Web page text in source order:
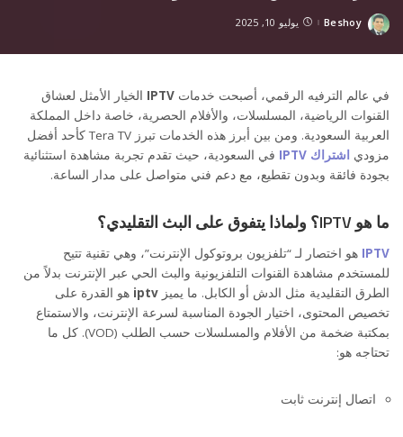
Posted
Beshoy يوليو 10, 2025
في عالم الترفيه الرقمي، أصبحت خدمات IPTV الخيار الأمثل لعشاق
القنوات الرياضية، المسلسلات، والأفلام الحصرية، خاصة داخل المملكة
العربية السعودية. ومن بين أبرز هذه الخدمات تبرز Tera TV كأحد أفضل
مزودي اشتراك IPTV
في السعودية، حيث تقدم تجربة مشاهدة استثنائية
بجودة فائقة وبدون تقطيع، مع دعم فني متواصل على مدار الساعة.
ما هو IPTV؟ ولماذا يتفوق على البث التقليدي؟
IPTV هو اختصار لـ “تلفزيون بروتوكول الإنترنت”، وهي تقنية تتيح
للمستخدم مشاهدة القنوات التلفزيونية والبث الحي عبر الإنترنت بدلاً من
الطرق التقليدية مثل الدش أو الكابل. ما يميز iptv هو القدرة على
تخصيص المحتوى، اختيار الجودة المناسبة لسرعة الإنترنت، والاستمتاع
بمكتبة ضخمة من الأفلام والمسلسلات حسب الطلب (VOD). كل ما
تحتاجه هو:
اتصال إنترنت ثابت